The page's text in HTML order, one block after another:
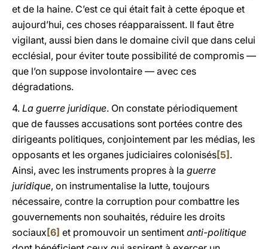
et de la haine. C’est ce qui était fait à cette époque et
aujourd’hui, ces choses réapparaissent. Il faut être
vigilant, aussi bien dans le domaine civil que dans celui
ecclésial, pour éviter toute possibilité de compromis —
que l’on suppose involontaire — avec ces
dégradations.
4. La guerre juridique. On constate périodiquement
que de fausses accusations sont portées contre des
dirigeants politiques, conjointement par les médias, les
opposants et les organes judiciaires colonisés[5] .
Ainsi, avec les instruments propres à la guerre
juridique, on instrumentalise la lutte, toujours
nécessaire, contre la corruption pour combattre les
gouvernements non souhaités, réduire les droits
sociaux [6] et promouvoir un sentiment anti-politique